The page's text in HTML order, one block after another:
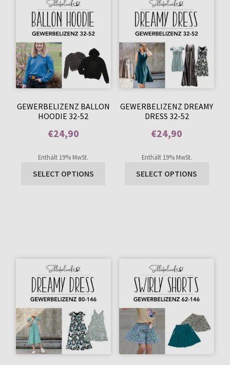
GEWERBELIZENZ BALLON
HOODIE 32-52
€24,90
Enthält 19% MwSt.
SELECT OPTIONS
GEWERBELIZENZ DREAMY
DRESS 32-52
€24,90
Enthält 19% MwSt.
SELECT OPTIONS